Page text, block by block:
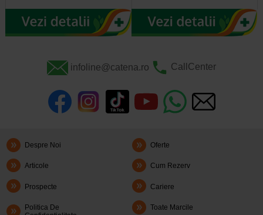
infoline@catena.ro CallCenter
Despre Noi Oferte
Articole Cum Rezerv
Prospecte Cariere
Politica De
Toate Marcile